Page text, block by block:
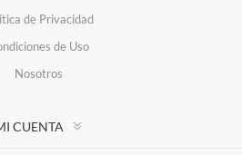
de Privacidad
de Uso
Nosotros
CUENTA